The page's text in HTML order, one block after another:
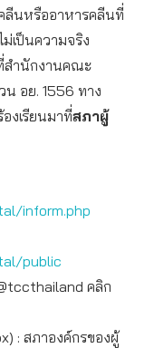
นหรืออาหารคลีนที่
เป็นความจริง
สำนักงานคณะ
น อย. 1556 ทาง
งเรียนมาที่สภาผู้
inform.php
public
คลิก
: สภาองค์กรของผู้